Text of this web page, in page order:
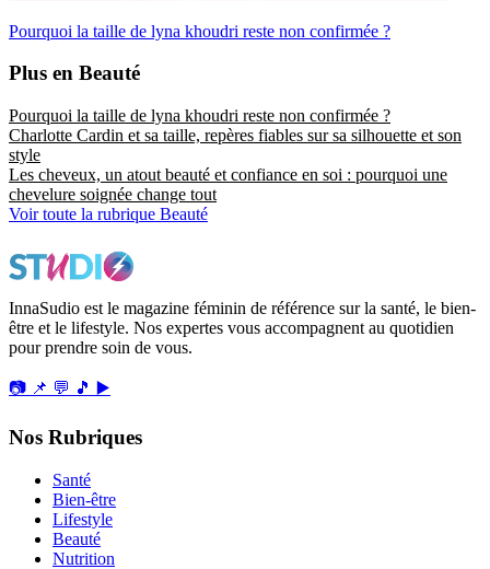
Pourquoi la taille de lyna khoudri reste non confirmée ?
Plus en Beauté
Pourquoi la taille de lyna khoudri reste non confirmée ?
Charlotte Cardin et sa taille, repères fiables sur sa silhouette et son
style
Les cheveux, un atout beauté et confiance en soi : pourquoi une
chevelure soignée change tout
Voir toute la rubrique Beauté
InnaSudio est le magazine féminin de référence sur la santé, le bien-
être et le lifestyle. Nos expertes vous accompagnent au quotidien
pour prendre soin de vous.
📷 📌 💬 🎵 ▶️
Nos Rubriques
Santé
Bien-être
Lifestyle
Beauté
Nutrition